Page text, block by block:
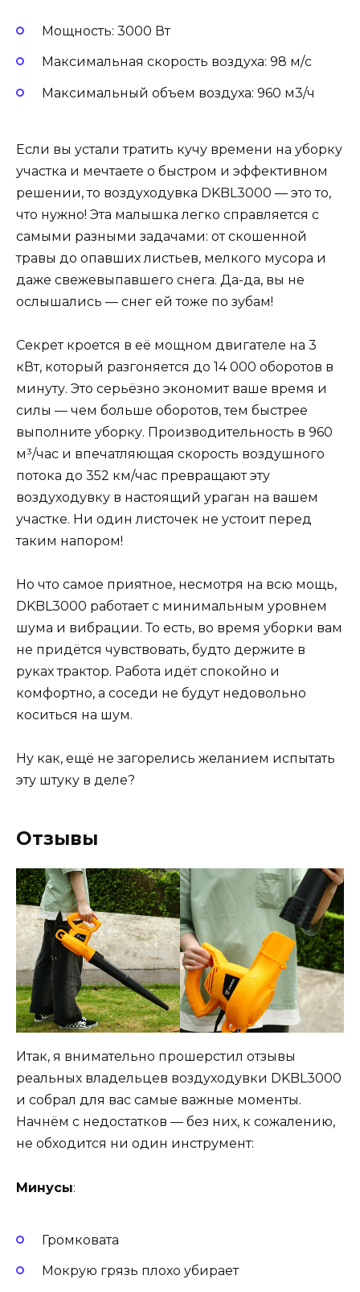
Мощность: 3000 Вт
Максимальная скорость воздуха: 98 м/с
Максимальный объем воздуха: 960 м3/ч
Если вы устали тратить кучу времени на уборку
участка и мечтаете о быстром и эффективном
решении, то воздуходувка DKBL3000 — это то,
что нужно! Эта малышка легко справляется с
самыми разными задачами: от скошенной
травы до опавших листьев, мелкого мусора и
даже свежевыпавшего снега. Да-да, вы не
ослышались — снег ей тоже по зубам!
Секрет кроется в её мощном двигателе на 3
кВт, который разгоняется до 14 000 оборотов в
минуту. Это серьёзно экономит ваше время и
силы — чем больше оборотов, тем быстрее
выполните уборку. Производительность в 960
м³/час и впечатляющая скорость воздушного
потока до 352 км/час превращают эту
воздуходувку в настоящий ураган на вашем
участке. Ни один листочек не устоит перед
таким напором!
Но что самое приятное, несмотря на всю мощь,
DKBL3000 работает с минимальным уровнем
шума и вибрации. То есть, во время уборки вам
не придётся чувствовать, будто держите в
руках трактор. Работа идёт спокойно и
комфортно, а соседи не будут недовольно
коситься на шум.
Ну как, ещё не загорелись желанием испытать
эту штуку в деле?
Отзывы
Итак, я внимательно прошерстил отзывы
реальных владельцев воздуходувки DKBL3000
и собрал для вас самые важные моменты.
Начнём с недостатков — без них, к сожалению,
не обходится ни один инструмент:
Минусы:
Громковата
Мокрую грязь плохо убирает